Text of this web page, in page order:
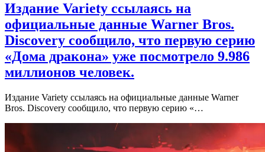
Издание Variety ссылаясь на
официальные данные Warner Bros.
Discovery сообщило, что первую серию
«Дома дракона» уже посмотрело 9.986
миллионов человек.
Издание Variety ссылаясь на официальные данные Warner
Bros. Discovery сообщило, что первую серию «…